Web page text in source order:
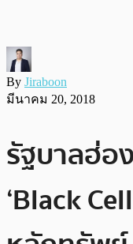
By Jiraboon
มีนาคม 20, 2018
รัฐบาลฮ่อ
‘Black